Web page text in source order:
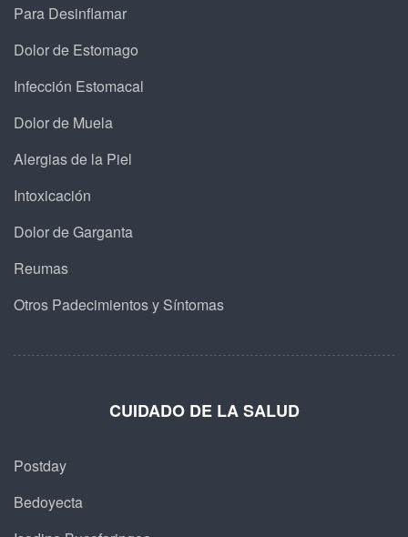
Para Desinflamar
Dolor de Estomago
Infección Estomacal
Dolor de Muela
Alergias de la Piel
Intoxicación
Dolor de Garganta
Reumas
Otros Padecimientos y Síntomas
CUIDADO DE LA SALUD
Postday
Bedoyecta